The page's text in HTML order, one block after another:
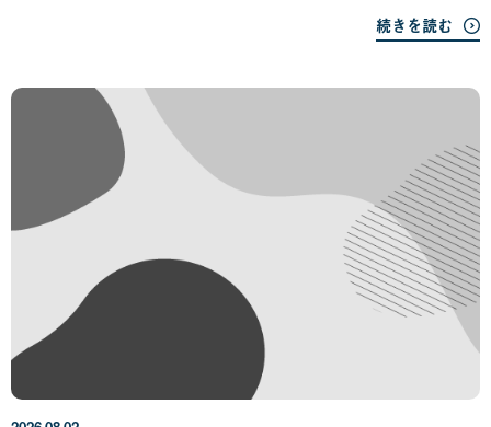
続きを読む
0
6
年